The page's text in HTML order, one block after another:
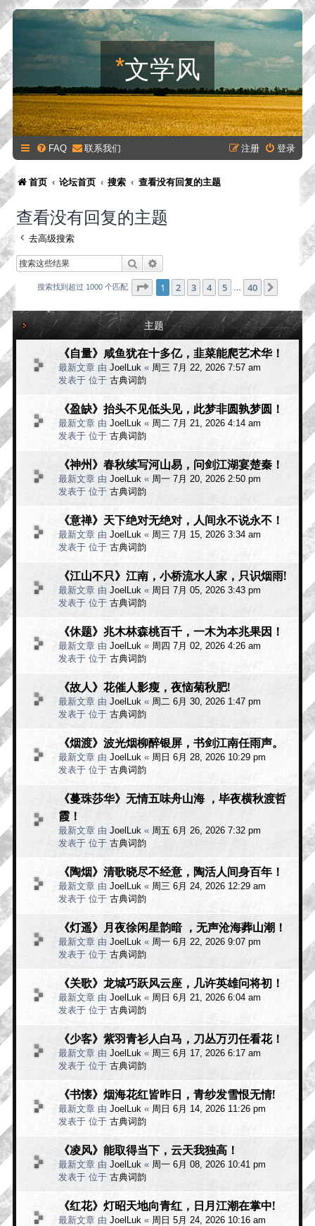
*文学风
FAQ 联系我们 登录
注册
首页 论坛首页 搜索 查看没有回复的主题
查看没有回复的主题
去高级搜索
搜索
搜索找到超过 1000 个匹配 分页：1 40
1 2 3 4 5 40 下一页
主题
《自量》咸鱼犹在十多亿，韭菜能爬艺术华！
最新文章 由 JoelLuk « 周三 7月 22, 2026 7:57 am
发表于 位于 古典词韵
《盈缺》抬头不见低头见，此梦非圆孰梦圆！
最新文章 由 JoelLuk « 周二 7月 21, 2026 4:14 am
发表于 位于 古典词韵
《神州》春秋续写河山易，问剑江湖宴楚秦！
最新文章 由 JoelLuk « 周一 7月 20, 2026 2:50 pm
发表于 位于 古典词韵
《意禅》天下绝对无绝对，人间永不说永不！
最新文章 由 JoelLuk « 周三 7月 15, 2026 3:34 am
发表于 位于 古典词韵
《江山不只》江南，小桥流水人家，只识烟雨!
最新文章 由 JoelLuk « 周日 7月 05, 2026 3:43 pm
发表于 位于 古典词韵
《休题》兆木林森桃百千，一木为本兆果因！
最新文章 由 JoelLuk « 周四 7月 02, 2026 4:26 am
发表于 位于 古典词韵
《故人》花催人影瘦，夜恼菊秋肥!
最新文章 由 JoelLuk « 周二 6月 30, 2026 1:47 pm
发表于 位于 古典词韵
《烟渡》波光烟柳醉银屏，书剑江南任雨声。
最新文章 由 JoelLuk « 周日 6月 28, 2026 10:29 pm
发表于 位于 古典词韵
《蔓珠莎华》无情五味舟山海 ，毕夜横秋渡哲
霞！
最新文章 由 JoelLuk « 周五 6月 26, 2026 7:32 pm
发表于 位于 古典词韵
《陶烟》清歌晓尽不经意，陶活人间身百年！
最新文章 由 JoelLuk « 周三 6月 24, 2026 12:29 am
发表于 位于 古典词韵
《灯遥》月夜徐闲星韵暗 ，无声沧海葬山潮！
最新文章 由 JoelLuk « 周一 6月 22, 2026 9:07 pm
发表于 位于 古典词韵
《关歌》龙城巧跃风云座，几许英雄问将初！
最新文章 由 JoelLuk « 周日 6月 21, 2026 6:04 am
发表于 位于 古典词韵
《少客》紫羽青衫人白马，刀丛万刃任看花！
最新文章 由 JoelLuk « 周三 6月 17, 2026 6:17 am
发表于 位于 古典词韵
《书懐》烟海花红皆昨日，青纱发雪恨无情!
最新文章 由 JoelLuk « 周日 6月 14, 2026 11:26 pm
发表于 位于 古典词韵
《凌风》能取得当下，云天我独高！
最新文章 由 JoelLuk « 周一 6月 08, 2026 10:41 pm
发表于 位于 古典词韵
《红花》灯昭天地向青红，日月江潮在掌中!
最新文章 由 JoelLuk « 周日 5月 24, 2026 10:16 am